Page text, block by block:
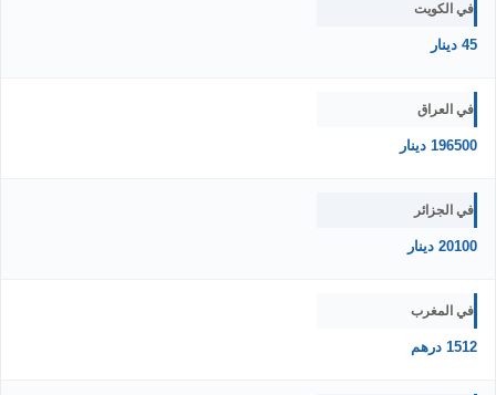
في الكويت
45 دينار
في العراق
196500 دينار
في الجزائر
20100 دينار
في المغرب
1512 درهم